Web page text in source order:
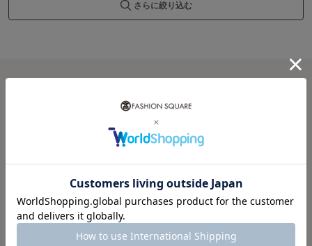
さらに絞り込む
返品OK
一部商品を除き、
返品することが可能です